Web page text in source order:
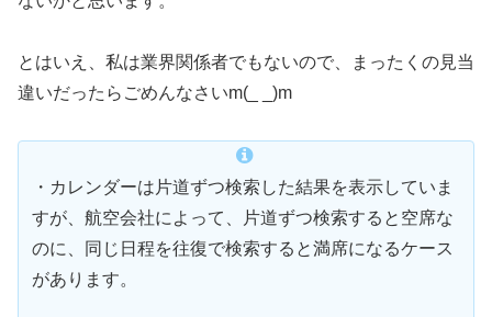
とはいえ、私は業界関係者でもないので、まったくの見当
違いだったらごめんなさいm(_ _)m
・カレンダーは片道ずつ検索した結果を表示していま
すが、航空会社によって、片道ずつ検索すると空席な
のに、同じ日程を往復で検索すると満席になるケース
があります。